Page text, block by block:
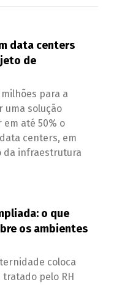
data centers
de
milhões para a
uma solução
até 50% o
centers, em
da infraestrutura
o que
os ambientes
coloca
pelo RH